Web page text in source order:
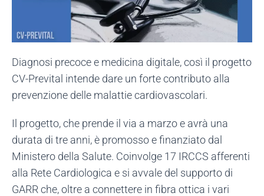
Diagnosi precoce e medicina digitale, così il progetto
CV-Prevital intende dare un forte contributo alla
prevenzione delle malattie cardiovascolari.
Il progetto, che prende il via a marzo e avrà una
durata di tre anni, è promosso e finanziato dal
Ministero della Salute. Coinvolge 17 IRCCS afferenti
alla Rete Cardiologica e si avvale del supporto di
GARR che, oltre a connettere in fibra ottica i vari